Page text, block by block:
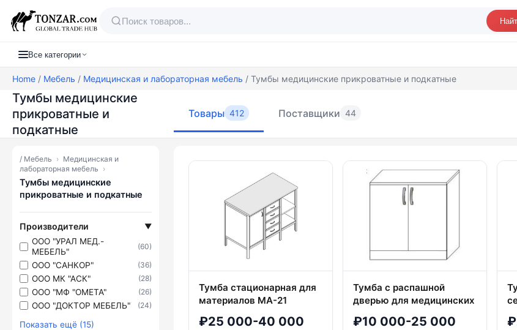
Все категории
Home / Мебель / Медицинская и лабораторная мебель / Тумбы медицинские прикроватные и подкатные
Тумбы медицинские
прикроватные и
подкатные
Товары 412 Поставщики 44
/ Мебель › Медицинская и
лабораторная мебель ›
Тумбы медицинские
прикроватные и подкатные
Производители ▼
ООО "УРАЛ МЕД.-
МЕБЕЛЬ"
(60)
ООО "САНКОР" (36)
ООО МК "АСК" (28)
ООО "МФ "ОМЕТА" (26)
ООО "ДОКТОР МЕБЕЛЬ" (24)
Показать ещё (15)
Товары — Тумбы медицинские прикроватные и
Тумба стационарная для
материалов МА-21
₽25 000-40 000
Тумба с распашной
дверью для медицинских
₽10 000-25 000